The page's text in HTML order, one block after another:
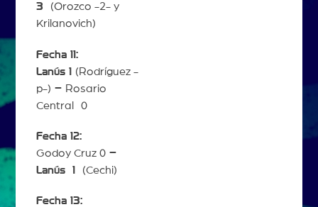
3 (Orozco -2- y
Krilanovich)
Fecha 11:
Lanús 1 (Rodríguez -
p-) – Rosario
Central 0
Fecha 12:
Godoy Cruz 0–
Lanús
1 (Cechi)
Fecha 13: